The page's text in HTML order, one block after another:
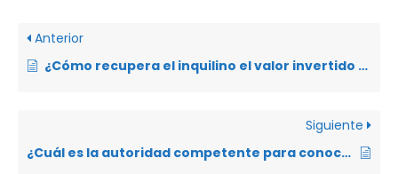
Anterior
¿Cómo recupera el inquilino el valor invertido en las mejoras del lugar arrendado?
Siguiente
¿Cuál es la autoridad competente para conocer y resolver los conflictos en la relación de arrendamiento?